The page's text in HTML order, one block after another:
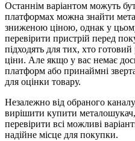
Останнім варіантом можуть
платформах можна знайти
зниженою ціною, однак у
перевірити пристрій перед
підходять для тих, хто
ціни. Але якщо у вас немає
платформ або принаймні
для оцінки товару.
Незалежно від обраного
вирішити купити
перевірити всі можливі
надійне місце для покупки.